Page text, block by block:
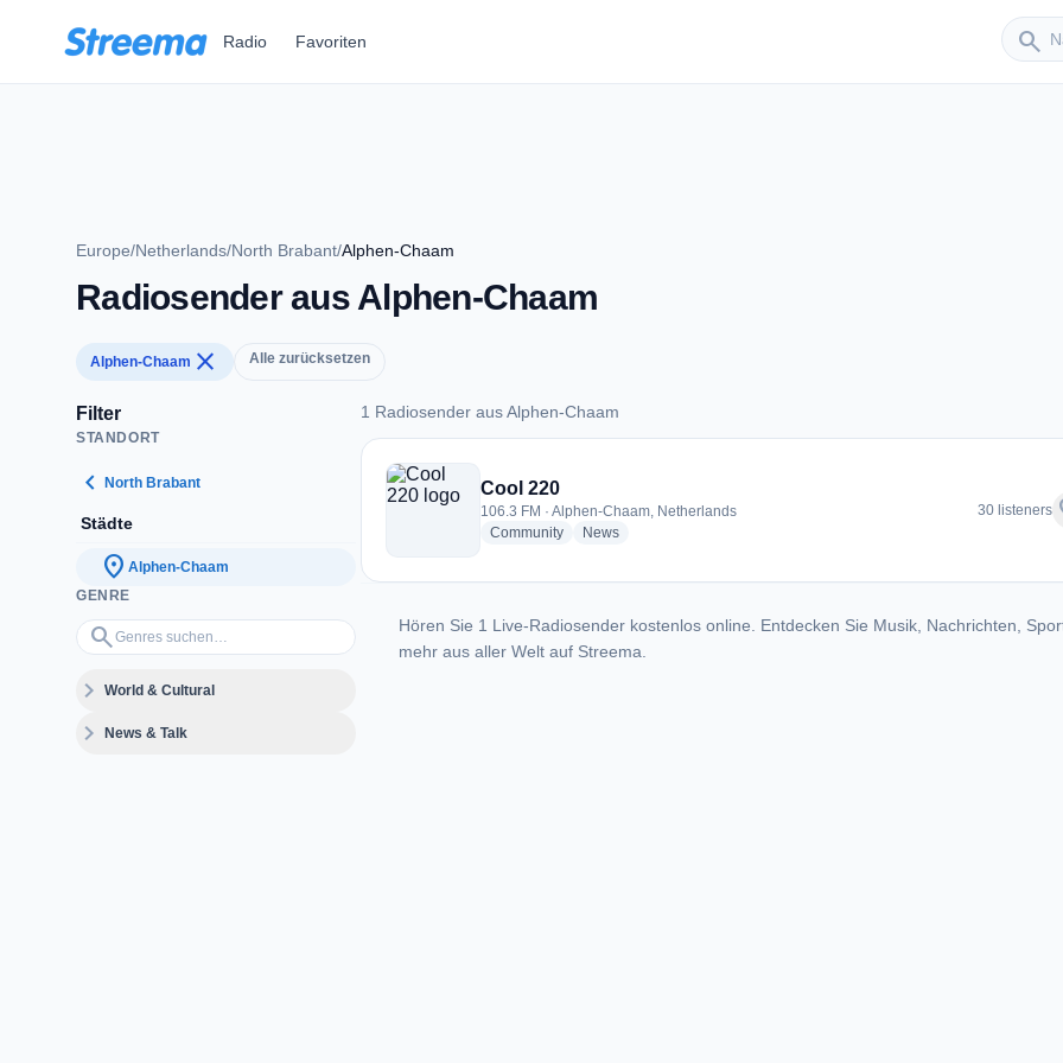
Radio Favoriten search
Sender
Europe/Netherlands/North Brabant/Alphen-Chaam
Radiosender aus Alphen-Chaam
Alphen-Chaam close Alle zurücksetzen
Filter
STANDORT
chevron_left North Brabant
Städte
location_on Alphen-Chaam
GENRE
search
Genres suchen…
expand_moreWorld & Cultural
expand_moreNews & Talk
1 Radiosender aus Alphen-Chaam
1 Radiosender aus Alphen-Chaam
Cool 220
106.3 FM · Alphen-Chaam, Netherlands
Communityradio stations
Newsradio stations
30 listeners
Hören Sie 1 Live-Radiosender kostenlos online. Entdecken Sie Musik, Nachrichten,
mehr aus aller Welt auf Streema.